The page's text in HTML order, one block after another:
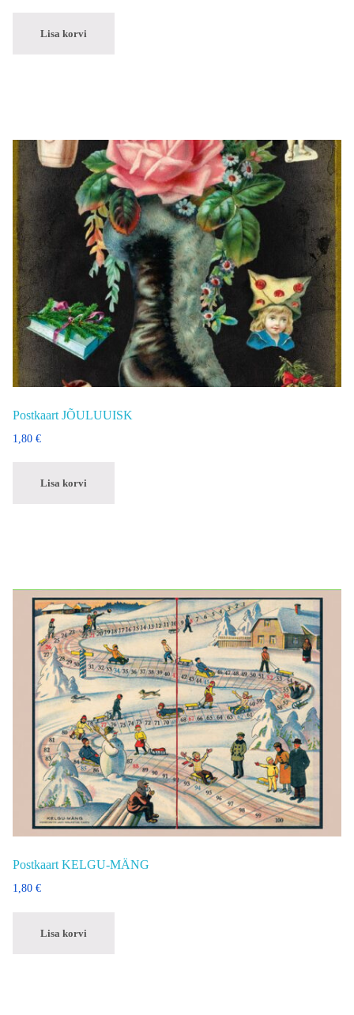
Lisa korvi
Postkaart JÕULUUISK
1,80 €
Lisa korvi
Postkaart KELGU-MÄNG
1,80 €
Lisa korvi